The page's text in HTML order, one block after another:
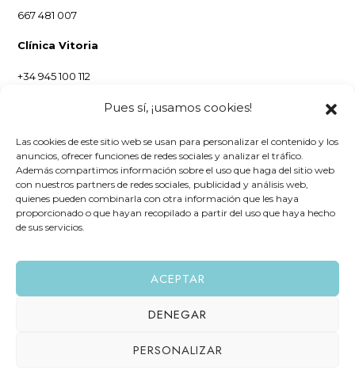
Pues sí, ¡usamos cookies!
Las cookies de este sitio web se usan para personalizar el contenido y los
anuncios, ofrecer funciones de redes sociales y analizar el tráfico.
Además compartimos información sobre el uso que haga del sitio web
con nuestros partners de redes sociales, publicidad y análisis web,
quienes pueden combinarla con otra información que les haya
proporcionado o que hayan recopilado a partir del uso que haya hecho
de sus servicios.
ACEPTAR
DENEGAR
PERSONALIZAR
667 481 007
Clínica Vitoria
+34 945 100 112
+34 946 953 009
Clínica Leioa
+34 946 550 305
2024 Alaia Dental – Todos los Derechos Reservados /